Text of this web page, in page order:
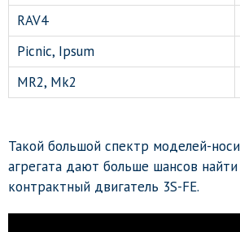
RAV4
Picnic, Ipsum
MR2, Mk2
Такой большой спектр моделей-
агрегата дают больше шансов
контрактный двигатель 3S-FE.